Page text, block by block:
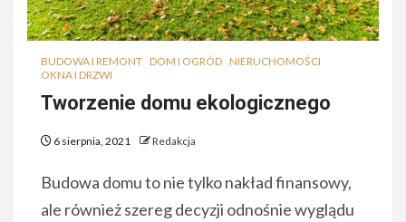
BUDOWA I REMONT DOM I OGRÓD NIERUCHOMOŚCI
OKNA I DRZWI
Tworzenie domu ekologicznego
6 sierpnia, 2021 Redakcja
Budowa domu to nie tylko nakład finansowy,
ale również szereg decyzji odnośnie wyglądu